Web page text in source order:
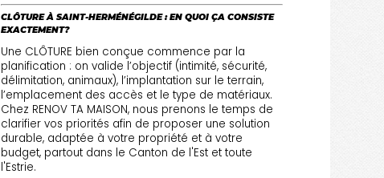
CLÔTURE À SAINT-HERMÉNÉGILDE : EN QUOI ÇA CONSISTE
EXACTEMENT?
Une CLÔTURE bien conçue commence par la
planification : on valide l’objectif (intimité, sécurité,
délimitation, animaux), l’implantation sur le terrain,
l’emplacement des accès et le type de matériaux.
Chez RENOV TA MAISON, nous prenons le temps de
clarifier vos priorités afin de proposer une solution
durable, adaptée à votre propriété et à votre
budget, partout dans le Canton de l'Est et toute
l'Estrie.